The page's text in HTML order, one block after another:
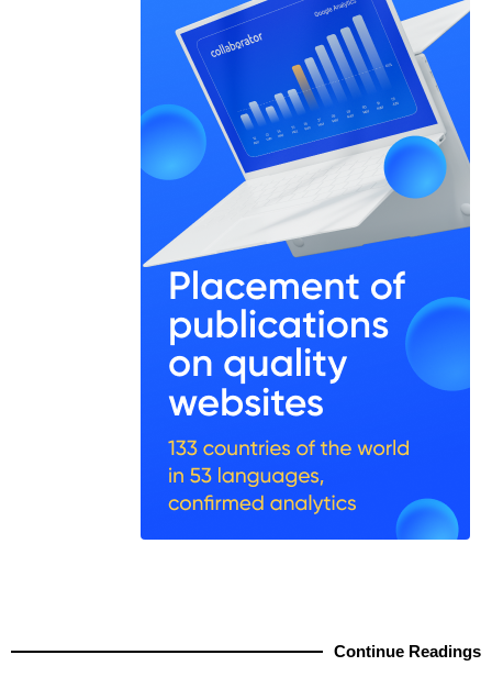
Continue Readings